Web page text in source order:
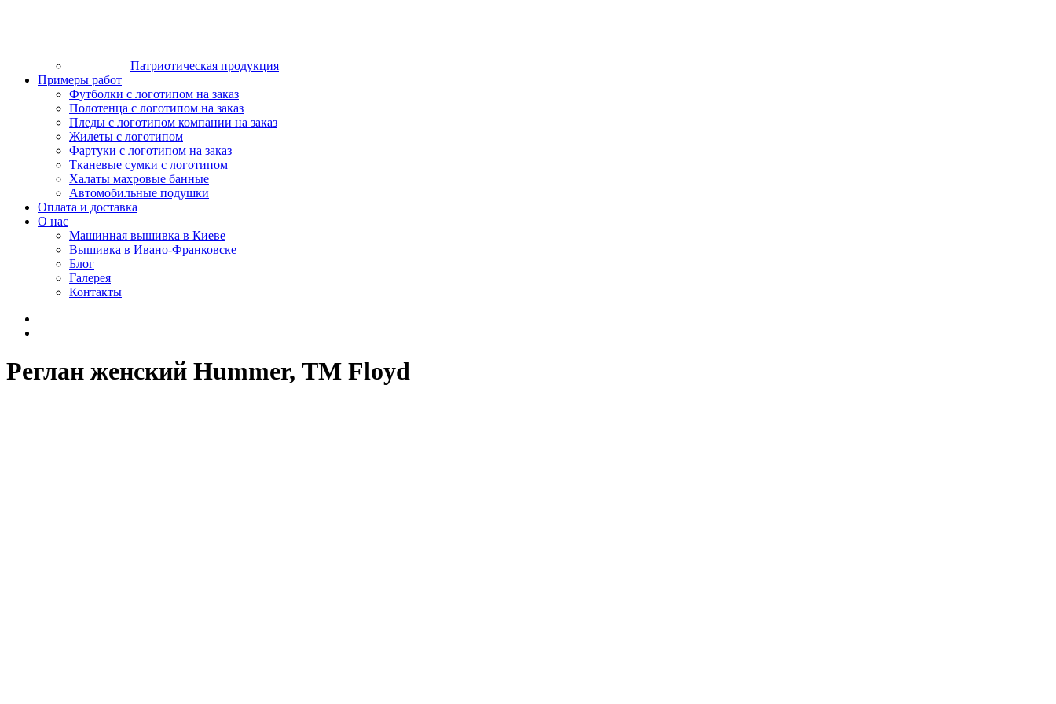
Патриотическая продукция
Примеры работ
Футболки с логотипом на заказ
Полотенца с логотипом на заказ
Пледы с логотипом компании на заказ
Жилеты с логотипом
Фартуки с логотипом на заказ
Тканевые сумки с логотипом
Халаты махровые банные
Автомобильные подушки
Оплата и доставка
О нас
Машинная вышивка в Киеве
Вышивка в Ивано-Франковске
Блог
Галерея
Контакты
Реглан женский Hummer, ТМ Floyd